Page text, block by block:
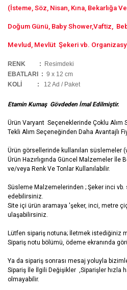
(İsteme, Söz, Nisan, Kına, Bekarlığa
Doğum Günü, Baby Shower,Vaftiz,
Mevlud, Mevlüt Şekeri vb.
RENK :
Resimdeki
EBATLARI : 9 x 12 cm
KOLİ
: 12 Ad / Paket
Etamin Kumaş Gövdeden İmal Edilmiştir.
Ürün Varyant Seçeneklerinde Çoklu Alım
Tekli Alım Seçeneğinden Daha Avantajlı
Ürün görsellerinde kullanılan süslemeler
Ürün Hazırlıgında Güncel Malzemeler
ve/veya Renk Ve Tonlar Kullanılabilir.
Süsleme Malzemelerinden ; Şeker inci
edebilirsiniz.
Site içi ürün aramaya 'şeker, inci, metre
ulaşabilirsiniz.
Lütfen sipariş notuna; İletmek istediğiniz
Sipariş notu bölümü, ödeme ekranında
Ya da sipariş sonrası mesaj yoluyla
Sipariş İle İlgili Değişikler ,Siparişler hızla
olmayabilir.